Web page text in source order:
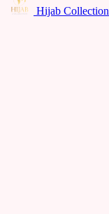
Hijab Collection